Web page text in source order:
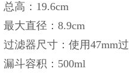
总高：19.6cm
最大直径：8.9cm
过滤器尺寸：使用47mm
漏斗容积：500ml